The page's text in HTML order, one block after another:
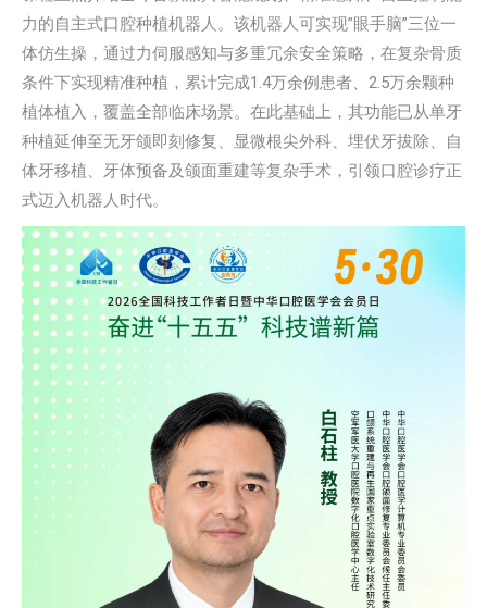
力的自主式口腔种植机器人。该机器人可实现”眼手脑”三位一
体仿生操，通过力伺服感知与多重冗余安全策略，在复杂骨质
条件下实现精准种植，累计完成1.4万余例患者、2.5万余颗种
植体植入，覆盖全部临床场景。在此基础上，其功能已从单牙
种植延伸至无牙颌即刻修复、显微根尖外科、埋伏牙拔除、自
体牙移植、牙体预备及颌面重建等复杂手术，引领口腔诊疗正
式迈入机器人时代。